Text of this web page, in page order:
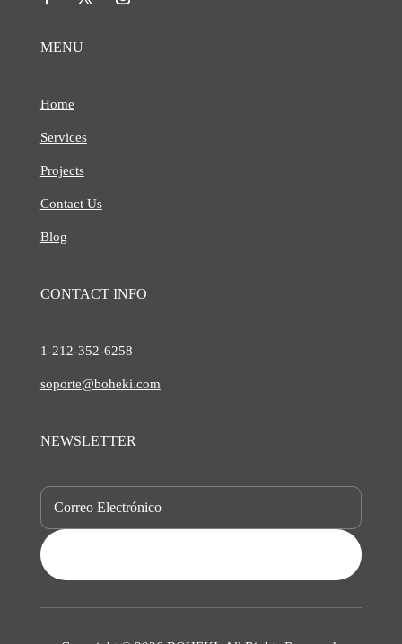
MENU
Home
Services
Projects
Contact Us
Blog
CONTACT INFO
1-212-352-6258
soporte@boheki.com
NEWSLETTER